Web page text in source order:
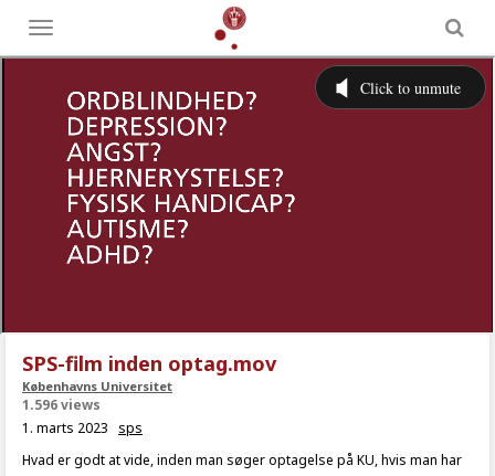
Toggle
menu
SPS-film inden optag.mov
Københavns Universitet
1.596 views
1. marts 2023
sps
Hvad er godt at vide, inden man søger optagelse på KU, hvis man har